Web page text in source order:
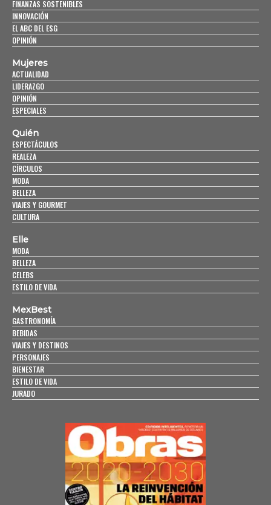
FINANZAS SOSTENIBLES
INNOVACIÓN
EL ABC DEL ESG
OPINIÓN
Mujeres
ACTUALIDAD
LIDERAZGO
OPINIÓN
ESPECIALES
Quién
ESPECTÁCULOS
REALEZA
CÍRCULOS
MODA
BELLEZA
VIAJES Y GOURMET
CULTURA
Elle
MODA
BELLEZA
CELEBS
ESTILO DE VIDA
MexBest
GASTRONOMÍA
BEBIDAS
VIAJES Y DESTINOS
PERSONAJES
BIENESTAR
ESTILO DE VIDA
JURADO